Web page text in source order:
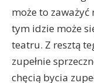
może to zaważyć
tym idzie może
teatru. Z resztą
zupełnie
chęcią bycia